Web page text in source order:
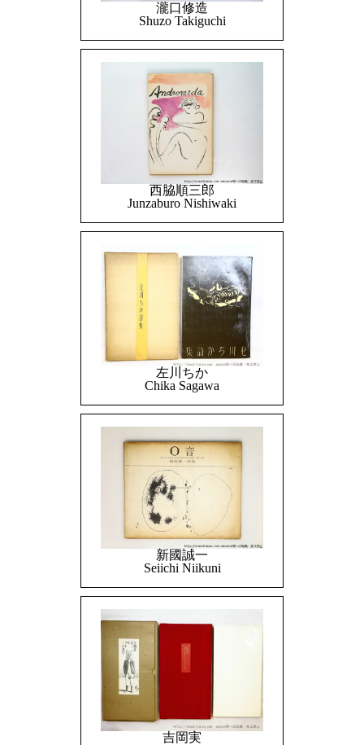
瀧口修造
Shuzo Takiguchi
西脇順三郎
Junzaburo Nishiwaki
左川ちか
Chika Sagawa
新國誠一
Seiichi Niikuni
吉岡実